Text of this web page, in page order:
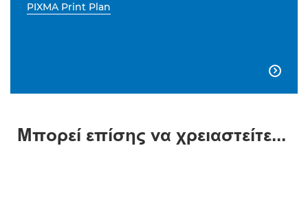
PIXMA Print Plan

Μπορεί επίσης να χρειαστείτε...